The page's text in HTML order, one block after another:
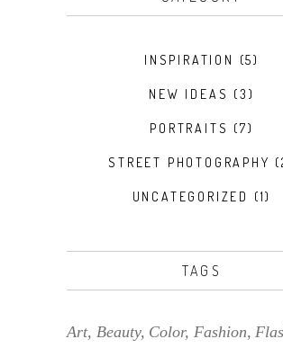
INSPIRATION (5)
NEW IDEAS (3)
PORTRAITS (7)
STREET PHOTOGRAPHY
UNCATEGORIZED (1)
TAGS
Art Beauty Color Fashion